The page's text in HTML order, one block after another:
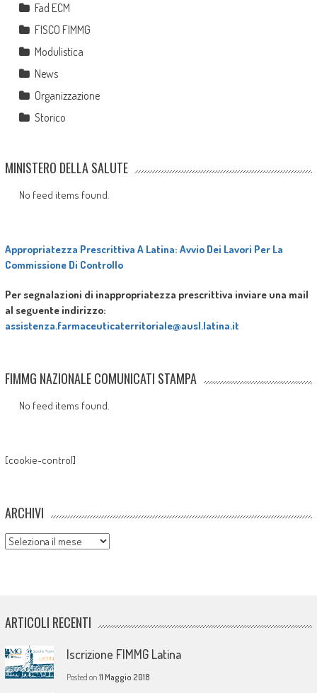
Fad ECM
FISCO FIMMG
Modulistica
News
Organizzazione
Storico
MINISTERO DELLA SALUTE
No feed items found.
Appropriatezza Prescrittiva A Latina: Avvio Dei Lavori Per La
Commissione Di Controllo
Per segnalazioni di inappropriatezza prescrittiva inviare una mail
al seguente indirizzo:
assistenza.farmaceuticaterritoriale@ausl.latina.it
FIMMG NAZIONALE COMUNICATI STAMPA
No feed items found.
[cookie-control]
ARCHIVI
Archivi
ARTICOLI RECENTI
Iscrizione FIMMG Latina
Posted on 11 Maggio 2018